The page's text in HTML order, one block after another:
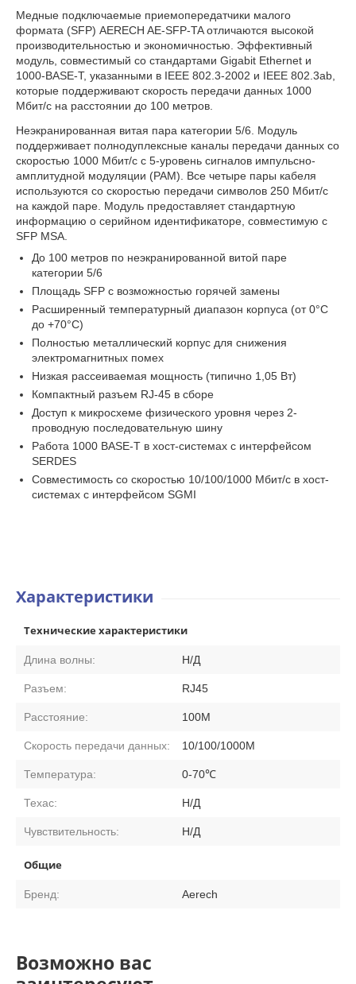
Медные подключаемые приемопередатчики малого
формата (SFP) AERECH AE-SFP-TA отличаются высокой
производительностью и экономичностью. Эффективный
модуль, совместимый со стандартами Gigabit Ethernet и
1000-BASE-T, указанными в IEEE 802.3-2002 и IEEE 802.3ab,
которые поддерживают скорость передачи данных 1000
Мбит/с на расстоянии до 100 метров.
Неэкранированная витая пара категории 5/6. Модуль
поддерживает полнодуплексные каналы передачи данных со
скоростью 1000 Мбит/с с 5-уровень сигналов импульсно-
амплитудной модуляции (PAM). Все четыре пары кабеля
используются со скоростью передачи символов 250 Мбит/с
на каждой паре. Модуль предоставляет стандартную
информацию о серийном идентификаторе, совместимую с
SFP MSA.
До 100 метров по неэкранированной витой паре
категории 5/6
Площадь SFP с возможностью горячей замены
Расширенный температурный диапазон корпуса (от 0°C
до +70°C)
Полностью металлический корпус для снижения
электромагнитных помех
Низкая рассеиваемая мощность (типично 1,05 Вт)
Компактный разъем RJ-45 в сборе
Доступ к микросхеме физического уровня через 2-
проводную последовательную шину
Работа 1000 BASE-T в хост-системах с интерфейсом
SERDES
Совместимость со скоростью 10/100/1000 Мбит/с в хост-
системах с интерфейсом SGMI
Характеристики
Технические характеристики
Длина волны: Н/Д
Разъем: RJ45
Расстояние: 100М
Скорость передачи данных: 10/100/1000М
Температура: 0-70℃
Техас: Н/Д
Чувствительность: Н/Д
Общие
Бренд: Aerech
Возможно вас